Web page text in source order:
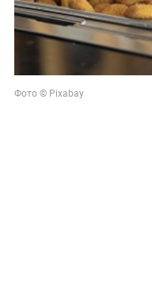
Фото © Pixabay